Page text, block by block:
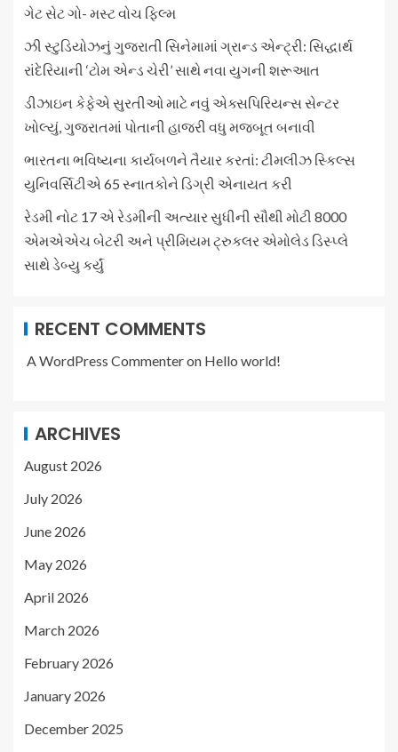
ગેટ સેટ ગો- મસ્ટ વોચ ફિલ્મ
ઝી સ્ટુડિયોઝનું ગુજરાતી સિનેમામાં ગ્રાન્ડ એન્ટ્રી: સિદ્ધાર્થ
રાંદેરિયાની ‘ટોમ એન્ડ ચેરી’ સાથે નવા યુગની શરૂઆત
ડીઝાઇન કેફેએ સુરતીઓ માટે નવું એક્સપિરિયન્સ સેન્ટર
ખોલ્યું, ગુજરાતમાં પોતાની હાજરી વધુ મજબૂત બનાવી
ભારતના ભવિષ્યના કાર્યબળને તૈયાર કરતાં: ટીમલીઝ સ્કિલ્સ
યુનિવર્સિટીએ 65 સ્નાતકોને ડિગ્રી એનાયત કરી
રેડમી નોટ 17 એ રેડમીની અત્યાર સુધીની સૌથી મોટી 8000
એમએએચ બેટરી અને પ્રીમિયમ ટ્રુકલર એમોલેડ ડિસ્પ્લે
સાથે ડેબ્યુ કર્યું
RECENT COMMENTS
A WordPress Commenteron Hello world!
ARCHIVES
August 2026
July 2026
June 2026
May 2026
April 2026
March 2026
February 2026
January 2026
December 2025